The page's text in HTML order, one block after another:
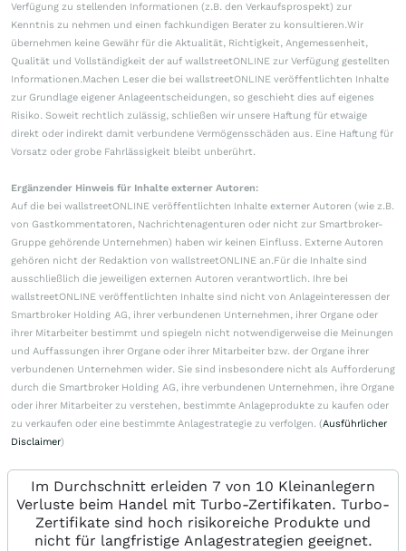
Verfügung zu stellenden Informationen (z.B. den Verkaufsprospekt) zur
Kenntnis zu nehmen und einen fachkundigen Berater zu konsultieren.Wir
übernehmen keine Gewähr für die Aktualität, Richtigkeit, Angemessenheit,
Qualität und Vollständigkeit der auf wallstreetONLINE zur Verfügung gestellten
Informationen.Machen Leser die bei wallstreetONLINE veröffentlichten Inhalte
zur Grundlage eigener Anlageentscheidungen, so geschieht dies auf eigenes
Risiko. Soweit rechtlich zulässig, schließen wir unsere Haftung für etwaige
direkt oder indirekt damit verbundene Vermögensschäden aus. Eine Haftung für
Vorsatz oder grobe Fahrlässigkeit bleibt unberührt.
Ergänzender Hinweis für Inhalte externer Autoren:
Auf die bei wallstreetONLINE veröffentlichten Inhalte externer Autoren (wie z.B.
von Gastkommentatoren, Nachrichtenagenturen oder nicht zur Smartbroker-
Gruppe gehörende Unternehmen) haben wir keinen Einfluss. Externe Autoren
gehören nicht der Redaktion von wallstreetONLINE an.Für die Inhalte sind
ausschließlich die jeweiligen externen Autoren verantwortlich. Ihre bei
wallstreetONLINE veröffentlichten Inhalte sind nicht von Anlageinteressen der
Smartbroker Holding AG, ihrer verbundenen Unternehmen, ihrer Organe oder
ihrer Mitarbeiter bestimmt und spiegeln nicht notwendigerweise die Meinungen
und Auffassungen ihrer Organe oder ihrer Mitarbeiter bzw. der Organe ihrer
verbundenen Unternehmen wider. Sie sind insbesondere nicht als Aufforderung
durch die Smartbroker Holding AG, ihre verbundenen Unternehmen, ihre Organe
oder ihrer Mitarbeiter zu verstehen, bestimmte Anlageprodukte zu kaufen oder
zu verkaufen oder eine bestimmte Anlagestrategie zu verfolgen. (Ausführlicher
Disclaimer)
Im Durchschnitt erleiden 7 von 10 Kleinanlegern
Verluste beim Handel mit Turbo-Zertifikaten. Turbo-
Zertifikate sind hoch risikoreiche Produkte und
nicht für langfristige Anlagestrategien geeignet.